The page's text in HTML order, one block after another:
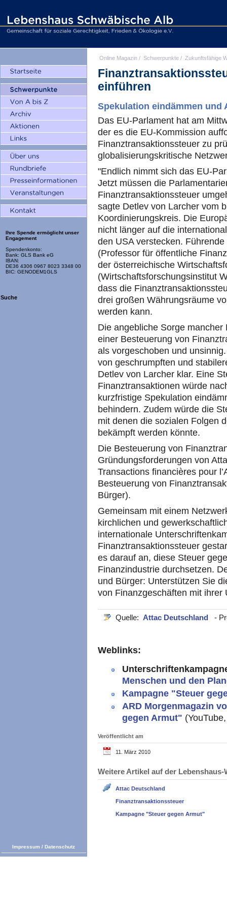
Ihre Spende ermöglicht unser
Engagement
Spendenkonto:
Bank: GLS Bank eG
IBAN:
DE36 4306 0967 8023 3348 00
BIC: GENODEM1GLS
Suche
Online Magazin / Schwerpunkte / Zukunftsfähige
einführen
Spekulation eindämmen und
Das EU-Parlament hat am
der es die EU-Kommission
Finanztransaktionssteuer zu
globalisierungskritische
"Endlich nimmt sich das EU-
Jetzt müssen die
Finanztransaktionssteuer
sagte Detlev von Larcher vom
Koordinierungskreis. Die
nicht länger auf die
den USA verstecken.
(Professor für öffentliche
der österreichische
(Wirtschaftsforschungsinstitut
dass die
drei großen Währungsräume
werden kann.
Die angebliche Sorge
einer Besteuerung von
als vorgeschoben und
von geschrumpften und
Detlev von Larcher klar. Eine
Finanztransaktionen würde
kurzfristige Spekulation
behindern. Zudem würde die
mit denen die sozialen Folgen
bekämpft werden könnte.
Die Besteuerung von
Gründungsforderungen von
Transactions financières pour
Besteuerung von
Bürger).
Gemeinsam mit einem
kirchlichen und
internationale
Finanztransaktionssteuer
es darauf an, diese Steuer
Finanzindustrie durchsetzen.
und Bürger: Unterstützen Sie
von Finanzgeschäften mit ihrer
Quelle: Attac Deutschland -
Weblinks:
Menschen und den
Kampagne "Steuer
ARD Morgenmagazin
gegen Armut"
Veröffentlicht am
11. März 2010
Weitere Artikel auf der
Attac Deutschland
Finanztransaktionssteuer
Kampagne "Steuer gegen Armut"
Impressum / Datenschutz